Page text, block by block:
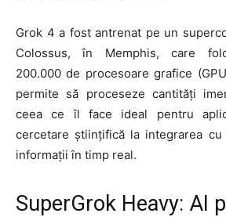
Grok 4 a fost antrenat pe un
Colossus, în Memphis, care
200.000 de procesoare grafice
permite să proceseze cantități
ceea ce îl face ideal pentru
cercetare științifică la integrarea
informații în timp real.
SuperGrok Heavy: AI